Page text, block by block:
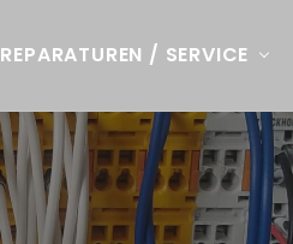
REPARATUREN / SERVICE